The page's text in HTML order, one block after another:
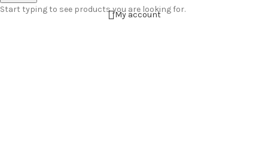
Start typing to see products you are looking for.
My account